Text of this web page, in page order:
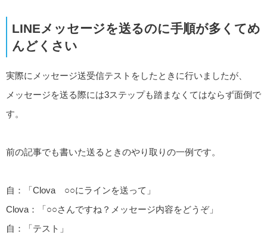
LINEメッセージを送るのに手順が多くてめ
んどくさい
実際にメッセージ送受信テストをしたときに行いましたが、
メッセージを送る際には3ステップも踏まなくてはならず面倒で
す。
前の記事でも書いた送るときのやり取りの一例です。
自：「Clova ○○にラインを送って」
Clova：「○○さんですね？メッセージ内容をどうぞ」
自：「テスト」